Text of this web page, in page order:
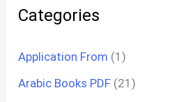
Categories
Application From (1)
Arabic Books PDF (21)